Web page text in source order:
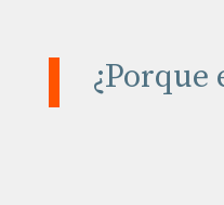
¿Porque